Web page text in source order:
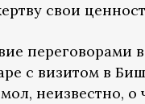
свои
переговорами
с визитом в
неизвестно,